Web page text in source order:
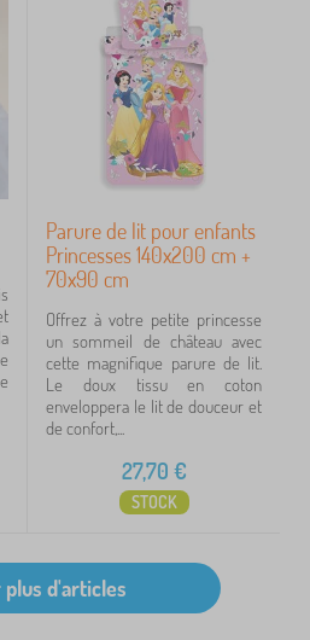
Parure de lit pour enfants
Princesses 140x200 cm +
70x90 cm
Offrez à votre petite princesse
un sommeil de château avec
cette magnifique parure de lit.
Le doux tissu en coton
enveloppera le lit de douceur et
de confort,...
27,70 €
STOCK